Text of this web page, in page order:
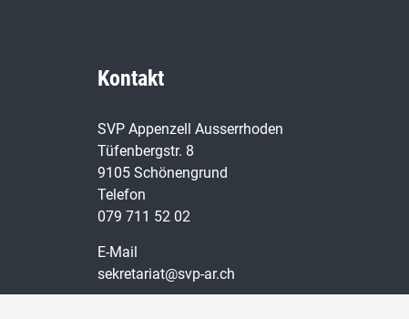
Kontakt
SVP Appenzell Ausserrhoden
Tüfenbergstr. 8
9105 Schönengrund
Telefon
079 711 52 02
E-Mail
sekretariat@svp-ar.ch